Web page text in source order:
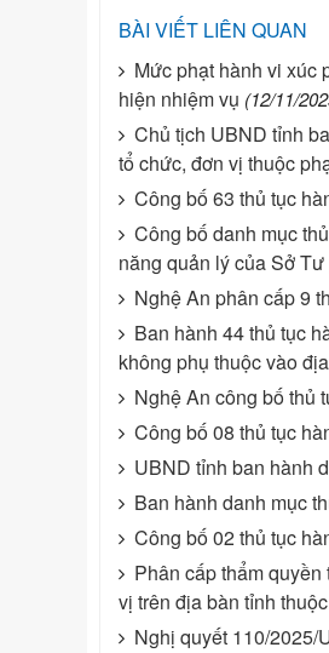
BÀI VIẾT LIÊN QUAN
Mức phạt hành vi xúc
hiện nhiệm vụ (12/11/
Chủ tịch UBND tỉnh
tổ chức, đơn vị thuộc
Công bố 63 thủ tục
Công bố danh mục
năng quản lý của Sở
Nghệ An phân cấp 9
Ban hành 44 thủ tục
không phụ thuộc vào
Nghệ An công bố thủ
Công bố 08 thủ tục
UBND tỉnh ban hành
Ban hành danh mục
Công bố 02 thủ tục
Phân cấp thẩm
vị trên địa bàn tỉnh
Nghị quyết 110/2025/